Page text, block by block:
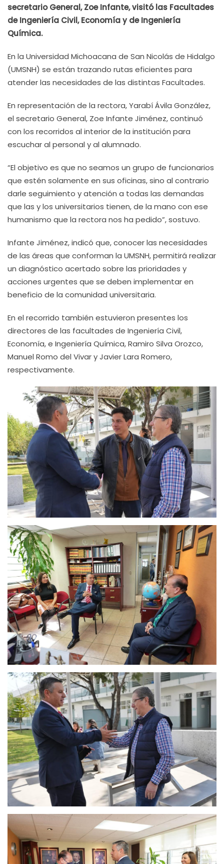
secretario General, Zoe Infante, visitó las Facultades
de Ingeniería Civil, Economía y de Ingeniería
Química.
En la Universidad Michoacana de San Nicolás de Hidalgo
(UMSNH) se están trazando rutas eficientes para
atender las necesidades de las distintas Facultades.
En representación de la rectora, Yarabí Ávila González,
el secretario General, Zoe Infante Jiménez, continuó
con los recorridos al interior de la institución para
escuchar al personal y al alumnado.
“El objetivo es que no seamos un grupo de funcionarios
que estén solamente en sus oficinas, sino al contrario
darle seguimiento y atención a todas las demandas
que las y los universitarios tienen, de la mano con ese
humanismo que la rectora nos ha pedido”, sostuvo.
Infante Jiménez, indicó que, conocer las necesidades
de las áreas que conforman la UMSNH, permitirá realizar
un diagnóstico acertado sobre las prioridades y
acciones urgentes que se deben implementar en
beneficio de la comunidad universitaria.
En el recorrido también estuvieron presentes los
directores de las facultades de Ingeniería Civil,
Economía, e Ingeniería Química, Ramiro Silva Orozco,
Manuel Romo del Vivar y Javier Lara Romero,
respectivamente.